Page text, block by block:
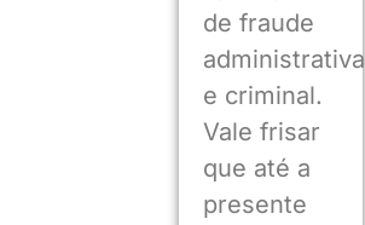
de fraude
administrativa
e criminal.
Vale frisar
que até a
presente